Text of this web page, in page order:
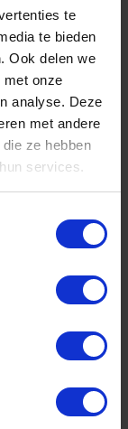
te
te bieden
Ook delen we
met onze
analyse. Deze
met andere
ze hebben
services.
het cleanen
van